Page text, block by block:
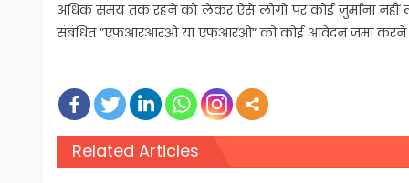
अधिक समय तक रहने को लेकर ऐसे लोगों पर कोई जुर्माना नहीं
संबंधित ”एफआरआरओ या एफआरओ” को कोई आवेदन जमा करने
Related Articles